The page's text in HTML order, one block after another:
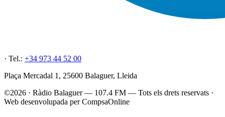
· Tel.: +34 973 44 52 00
Plaça Mercadal 1, 25600 Balaguer, Lleida
©2026 · Ràdio Balaguer — 107.4 FM — Tots els drets reservats ·
Web desenvolupada per CompsaOnline